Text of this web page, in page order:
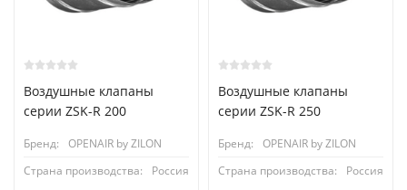
Воздушные клапаны
серии ZSK-R 200
Бренд:
OPENAIR by ZILON
Страна производства:
Россия
Воздушные клапаны
серии ZSK-R 250
Бренд:
OPENAIR by ZILON
Страна производства:
Россия